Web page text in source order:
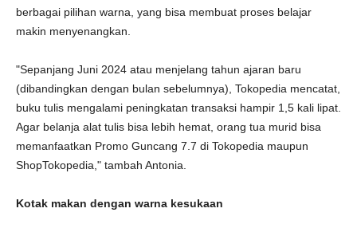
berbagai pilihan warna, yang bisa membuat proses belajar
makin menyenangkan.
"Sepanjang Juni 2024 atau menjelang tahun ajaran baru
(dibandingkan dengan bulan sebelumnya), Tokopedia mencatat,
buku tulis mengalami peningkatan transaksi hampir 1,5 kali lipat.
Agar belanja alat tulis bisa lebih hemat, orang tua murid bisa
memanfaatkan Promo Guncang 7.7 di Tokopedia maupun
ShopTokopedia," tambah Antonia.
Kotak makan dengan warna kesukaan